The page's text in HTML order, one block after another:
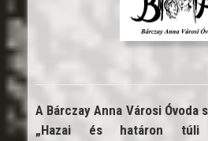
A Bárczay Anna Városi Óvoda
„Hazai és határon túli